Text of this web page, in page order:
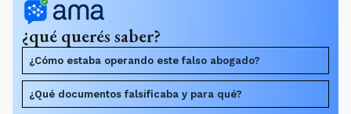
¿qué querés saber?
¿Cómo estaba operando este falso abogado?
¿Qué documentos falsificaba y para qué?